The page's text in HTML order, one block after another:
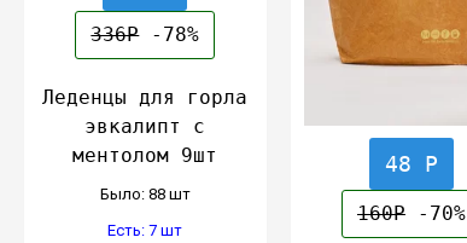
336Р-78%
Леденцы для горла
эвкалипт с
ментолом 9шт
Было: 88 шт
Есть: 7 шт
48 Р
160Р-70%